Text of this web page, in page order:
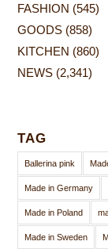
FASHION (545)
GOODS (858)
KITCHEN (860)
NEWS (2,341)
TAG
Ballerina pink
Made in Germany
Made in Poland
Made in Sweden